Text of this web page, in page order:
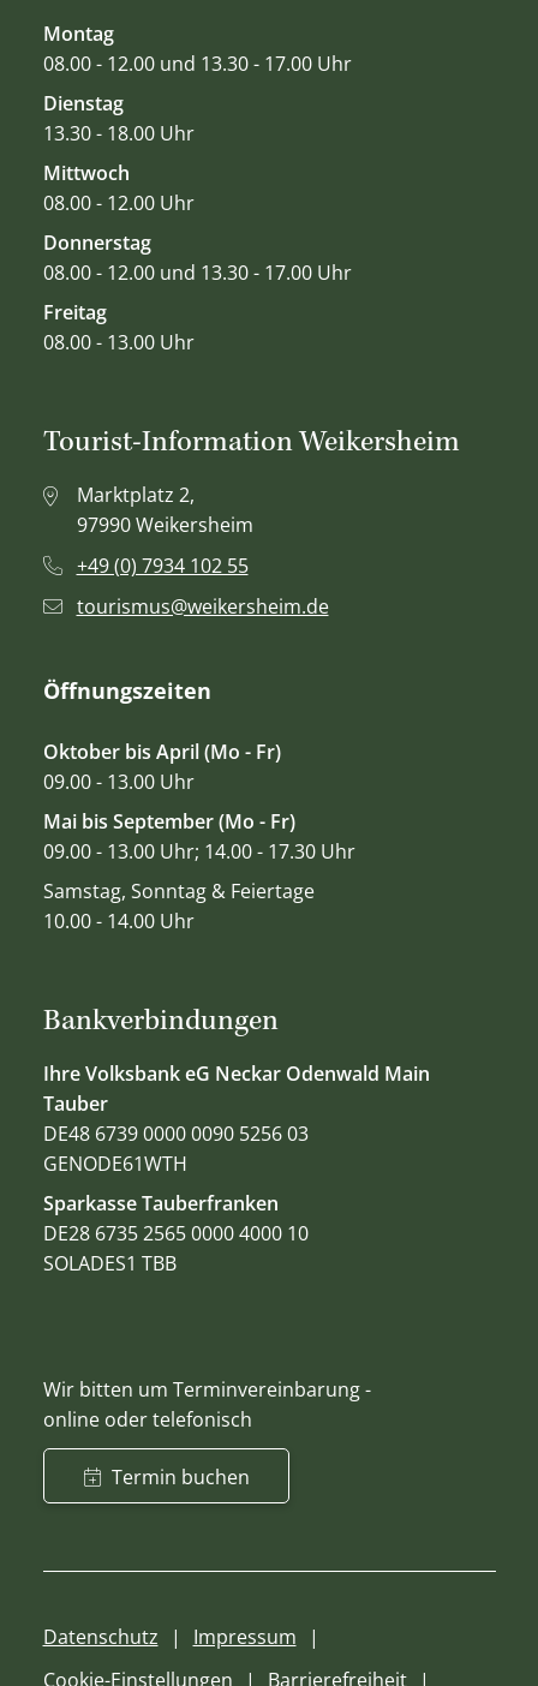
Montag
08.00 - 12.00 und 13.30 - 17.00 Uhr
Dienstag
13.30 - 18.00 Uhr
Mittwoch
08.00 - 12.00 Uhr
Donnerstag
08.00 - 12.00 und 13.30 - 17.00 Uhr
Freitag
08.00 - 13.00 Uhr
Bankverbindungen
Ihre Volksbank eG Neckar Odenwald Main
Tauber
DE48 6739 0000 0090 5256 03
GENODE61WTH
Sparkasse Tauberfranken
DE28 6735 2565 0000 4000 10
SOLADES1 TBB
Wir bitten um Terminvereinbarung -
online oder telefonisch
Termin buchen
Tourist-Information Weikersheim
Marktplatz 2,
97990 Weikersheim
+49 (0) 7934 102 55
tourismus@weikersheim.de
Öffnungszeiten
Oktober bis April (Mo - Fr)
09.00 - 13.00 Uhr
Mai bis September (Mo - Fr)
09.00 - 13.00 Uhr; 14.00 - 17.30 Uhr
Samstag, Sonntag & Feiertage
10.00 - 14.00 Uhr
Datenschutz
Impressum
Cookie-Einstellungen
Barrierefreiheit